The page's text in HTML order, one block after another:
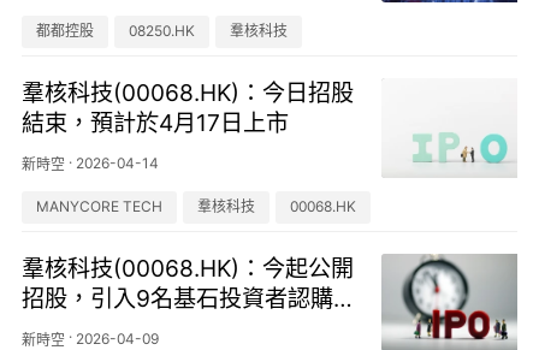
都都控股 08250.HK 羣核科技
羣核科技(00068.HK)：今日招股
結束，預計於4月17日上市
新時空· 2026-04-14
MANYCORE TECH 羣核科技 00068.HK
羣核科技(00068.HK)：今起公開
招股，引入9名基石投資者認購5
800萬美元
新時空· 2026-04-09